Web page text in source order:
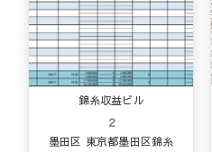
錦糸収益ビル
2
墨田区 東京都墨田区錦糸